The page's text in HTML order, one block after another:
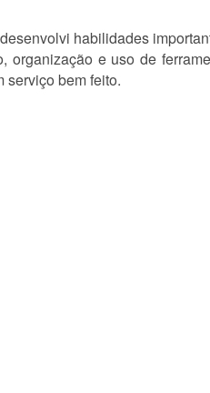
habilidades
e uso de
serviço bem feito.